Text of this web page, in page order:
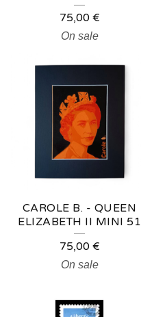
75,00 €
On sale
CAROLE B. - QUEEN
ELIZABETH II MINI 51
75,00 €
On sale